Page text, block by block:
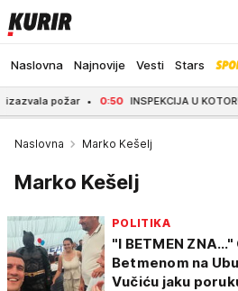
Naslovna Najnovije Vesti Stars
požar 0:50 INSPEKCIJA U KOTORU
Naslovna Marko Kešelj
Marko Kešelj
POLITIKA
"I BETMEN
Betmenom na
Vučiću jaku